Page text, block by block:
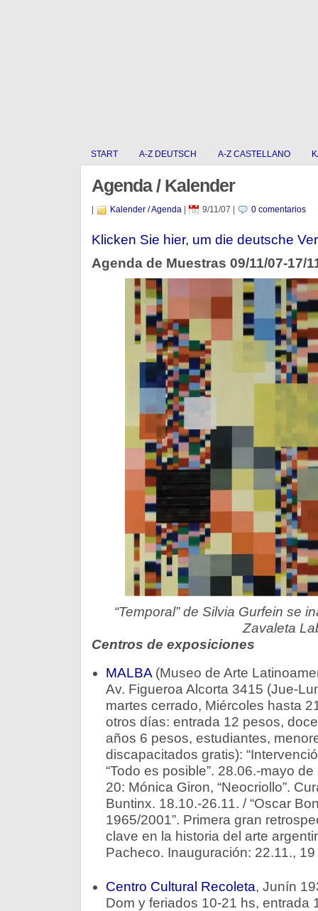
START A-Z DEUTSCH A-Z CASTELLANO
Agenda / Kalender
Kalender / Agenda| 9/11/07 0 comentarios
Klicken Sie hier, um die deutsche
Agenda de Muestras 09/11/07-17/
“Temporal” de Silvia Gurfein se
Zavaleta
Centros de exposiciones
MALBA(Museo de Arte
Av. Figueroa Alcorta 3415 (Jue-
martes cerrado, Miércoles hasta
otros días: entrada 12 pesos,
años 6 pesos, estudiantes,
discapacitados gratis):
“Todo es posible”. 28.06.-mayo
20: Mónica Giron, “Neocriollo”.
Buntinx. 18.10.-26.11. / “Oscar
1965/2001”. Primera gran
clave en la historia del arte
Pacheco. Inauguración: 22.11.,
Centro Cultural Recoleta, Junín
Dom y feriados 10-21 hs, entrada